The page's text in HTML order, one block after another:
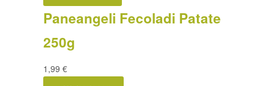
Paneangeli Fecoladi Patate
250g
1,99 €